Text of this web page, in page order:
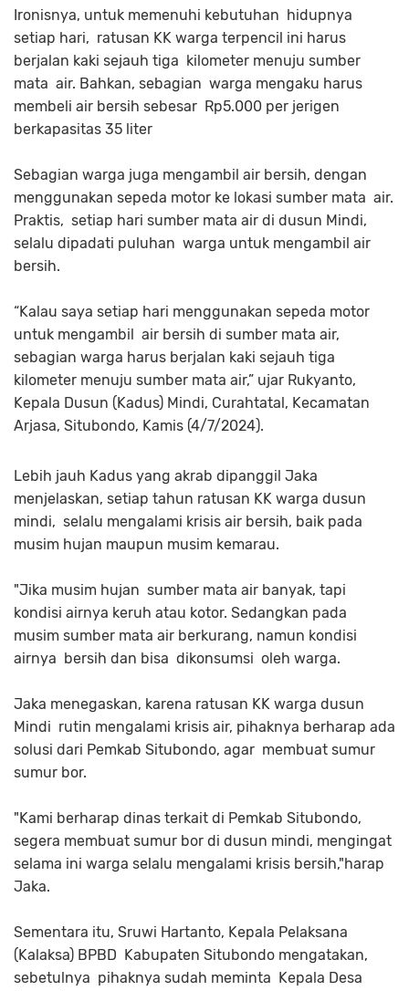
Ironisnya, untuk memenuhi kebutuhan hidupnya
setiap hari, ratusan KK warga terpencil ini harus
berjalan kaki sejauh tiga kilometer menuju sumber
mata air. Bahkan, sebagian warga mengaku harus
membeli air bersih sebesar Rp5.000 per jerigen
berkapasitas 35 liter
Sebagian warga juga mengambil air bersih, dengan
menggunakan sepeda motor ke lokasi sumber mata air.
Praktis, setiap hari sumber mata air di dusun Mindi,
selalu dipadati puluhan warga untuk mengambil air
bersih.
“Kalau saya setiap hari menggunakan sepeda motor
untuk mengambil air bersih di sumber mata air,
sebagian warga harus berjalan kaki sejauh tiga
kilometer menuju sumber mata air,” ujar Rukyanto,
Kepala Dusun (Kadus) Mindi, Curahtatal, Kecamatan
Arjasa, Situbondo, Kamis (4/7/2024).
Lebih jauh Kadus yang akrab dipanggil Jaka
menjelaskan, setiap tahun ratusan KK warga dusun
mindi, selalu mengalami krisis air bersih, baik pada
musim hujan maupun musim kemarau.
"Jika musim hujan sumber mata air banyak, tapi
kondisi airnya keruh atau kotor. Sedangkan pada
musim sumber mata air berkurang, namun kondisi
airnya bersih dan bisa dikonsumsi oleh warga.
Jaka menegaskan, karena ratusan KK warga dusun
Mindi rutin mengalami krisis air, pihaknya berharap ada
solusi dari Pemkab Situbondo, agar membuat sumur
sumur bor.
"Kami berharap dinas terkait di Pemkab Situbondo,
segera membuat sumur bor di dusun mindi, mengingat
selama ini warga selalu mengalami krisis bersih,"harap
Jaka.
Sementara itu, Sruwi Hartanto, Kepala Pelaksana
(Kalaksa) BPBD Kabupaten Situbondo mengatakan,
sebetulnya pihaknya sudah meminta Kepala Desa